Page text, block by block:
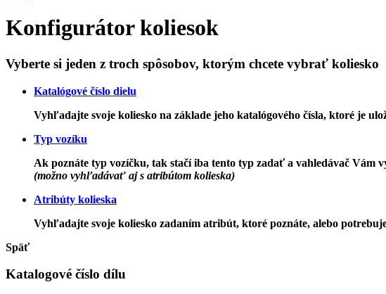
Konfigurátor koliesok
Vyberte si jeden z troch spôsobov, ktorým chcete vybrať koliesko
Katalógové číslo dielu
Vyhľadajte svoje koliesko na základe jeho katalógového čísla, ktoré je
Typ vozíku
Ak poznáte typ vozíčku, tak stačí iba tento typ zadať a vahledávač Vám
(možno vyhľadávať aj s atribútom kolieska)
Atribúty kolieska
Vyhľadajte svoje koliesko zadaním atribút, ktoré poznáte, alebo
Späť
Katalogové číslo dílu